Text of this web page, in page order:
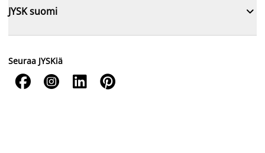
JYSK suomi 
Seuraa JYSKiä
   